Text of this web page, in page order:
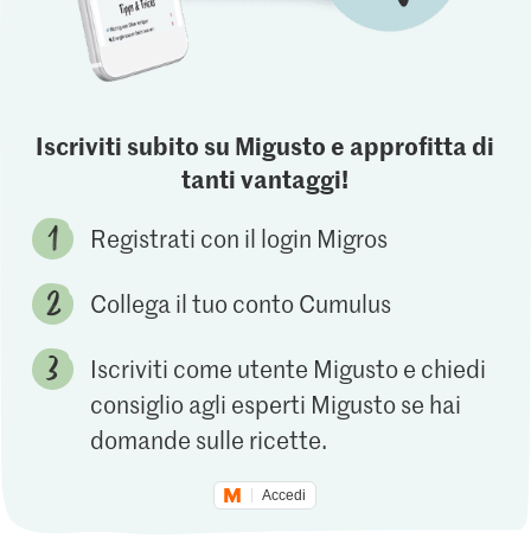
Iscriviti subito su Migusto e approfitta di
tanti vantaggi!
Registrati con il login Migros
Collega il tuo conto Cumulus
Iscriviti come utente Migusto e chiedi
consiglio agli esperti Migusto se hai
domande sulle ricette.
Accedi